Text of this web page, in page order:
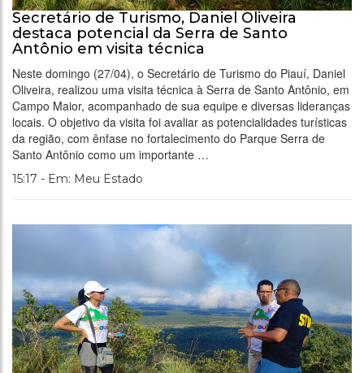
Secretário de Turismo, Daniel Oliveira
destaca potencial da Serra de Santo
Antônio em visita técnica
Neste domingo (27/04), o Secretário de Turismo do Piauí, Daniel
Oliveira, realizou uma visita técnica à Serra de Santo Antônio, em
Campo Maior, acompanhado de sua equipe e diversas lideranças
locais. O objetivo da visita foi avaliar as potencialidades turísticas
da região, com ênfase no fortalecimento do Parque Serra de
Santo Antônio como um importante …
15:17 - Em: Meu Estado